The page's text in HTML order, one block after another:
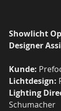
Showlicht
Designer
Kunde:
Lichtdesign:
Lighting
Schumacher